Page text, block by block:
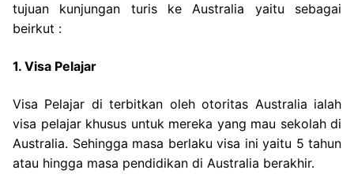
tujuan kunjungan turis ke Australia yaitu sebagai
beirkut :
1. Visa Pelajar
Visa Pelajar di terbitkan oleh otoritas Australia ialah
visa pelajar khusus untuk mereka yang mau sekolah di
Australia. Sehingga masa berlaku visa ini yaitu 5 tahun
atau hingga masa pendidikan di Australia berakhir.